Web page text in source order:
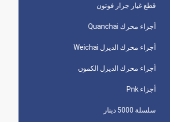
قطع غيار جرار فوتون
أجزاء محرك Quanchai
أجزاء محرك الديزل Weichai
أجزاء محرك الديزل الكمون
أجزاء Pnk
سلسلة 5000 دينار